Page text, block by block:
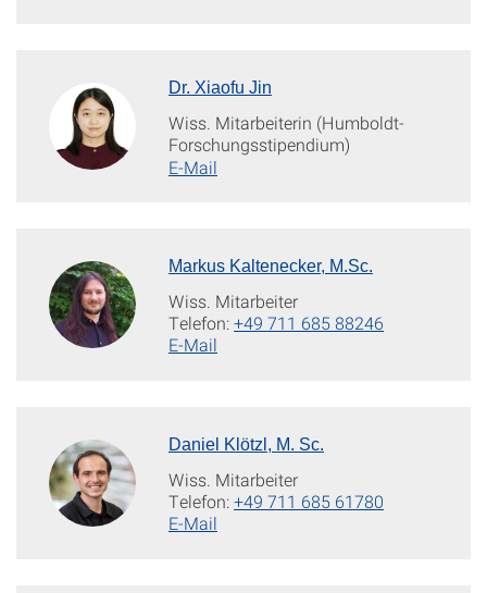
Dr. Xiaofu Jin
Wiss. Mitarbeiterin (Humboldt-
Forschungsstipendium)
E-Mail
Markus Kaltenecker, M.Sc.
Wiss. Mitarbeiter
Telefon:+49 711 685 88246
E-Mail
Daniel Klötzl, M. Sc.
Wiss. Mitarbeiter
Telefon:+49 711 685 61780
E-Mail